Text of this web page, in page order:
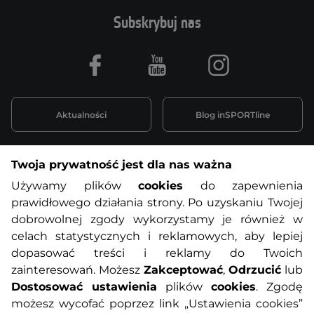
Informacje o zakupach
O nas Regulamin sklepu
Polityka prywatności Koszty przesyłek
Metody płatności Program lojalnościowy
Subskrybuj nas
Aktualności Blog inSPORTline
Facebook Youtube Instagram
Twoja prywatność jest dla nas ważna
Używamy plików cookies do zapewnienia
prawidłowego działania strony. Po uzyskaniu Twojej
dobrowolnej zgody wykorzystamy je również w
celach statystycznych i reklamowych, aby lepiej
dopasować treści i reklamy do Twoich
zainteresowań. Możesz Zakceptować, Odrzucić lub
Dostosować ustawienia plików cookies. Zgodę
możesz wycofać poprzez link „Ustawienia cookies”